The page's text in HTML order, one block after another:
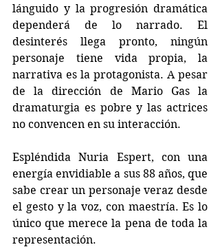
lánguido y la progresión dramática
dependerá de lo narrado. El
desinterés llega pronto, ningún
personaje tiene vida propia, la
narrativa es la protagonista. A pesar
de la dirección de Mario Gas la
dramaturgia es pobre y las actrices
no convencen en su interacción.
Espléndida Nuria Espert, con una
energía envidiable a sus 88 años, que
sabe crear un personaje veraz desde
el gesto y la voz, con maestría. Es lo
único que merece la pena de toda la
representación.